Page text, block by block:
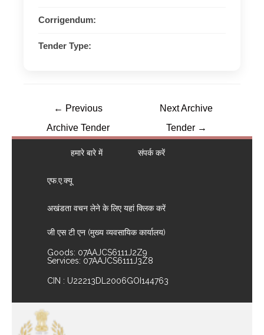
Corrigendum:
Tender Type:
← Previous
Archive Tender
Next Archive
Tender →
हमारे बारे में संपर्क करें
एफ.ए.क्यू
अखंडता वचन लेने के लिए यहां क्लिक करें
जी एस टी एन (मुख्य व्यवसायिक कार्यालय)
Goods: 07AAJCS6111J2Z9
Services: 07AAJCS6111J3Z8
CIN : U22213DL2006GOI144763